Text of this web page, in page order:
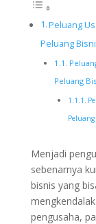
Peluang
Peluang
Peluang
Menjadi
sebenarnya
bisnis yang
pengusaha,